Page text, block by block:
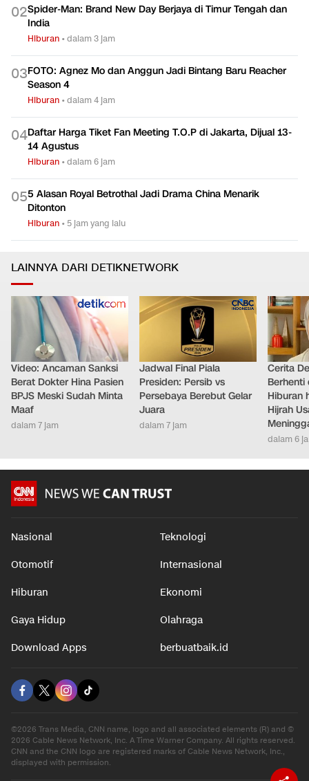
02Spider-Man: Brand New Day Berjaya di Timur Tengah dan
India
Hiburan •dalam 3 jam
03FOTO: Agnez Mo dan Anggun Jadi Bintang Baru Reacher
Season 4
Hiburan •dalam 4 jam
04Daftar Harga Tiket Fan Meeting T.O.P di Jakarta, Dijual 13-
14 Agustus
Hiburan •dalam 6 jam
055 Alasan Royal Betrothal Jadi Drama China Menarik
Ditonton
Hiburan • 5 jam yang lalu
LAINNYA DARI DETIKNETWORK
Video: Ancaman Sanksi
Berat Dokter Hina Pasien
BPJS Meski Sudah Minta
Maaf
dalam 7 jam
Jadwal Final Piala
Presiden: Persib vs
Persebaya Berebut Gelar
Juara
dalam 7 jam
Cerita
Berhenti
Hiburan
Hijrah
dalam 6
Nasional Teknologi
Otomotif Internasional
Hiburan Ekonomi
Gaya Hidup Olahraga
Download Apps berbuatbaik.id
©2026 Trans Media, CNN name, logo and all associated elements (R) and ©
2026 Cable News Network, Inc. A Time Warner Company. All rights reserved.
CNN and the CNN logo are registered marks of Cable News Network, Inc.,
displayed with permission.